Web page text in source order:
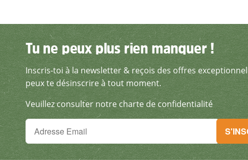
Tu ne peux plus rien manquer !
Inscris-toi à la newsletter &
Tu ne peux plus rien manquer !
Inscris-toi à la newsletter & reçois des offres
peux te désinscrire à tout moment.
Veuillez consulter notre charte de confidentialité
Tu ne peux plus rien manquer !
Inscris-toi à la newsletter & reçois des offres